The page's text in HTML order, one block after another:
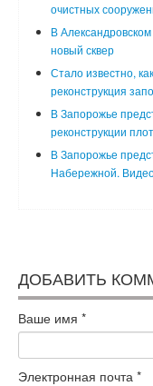
очистных
В
новый сквер
Стало известно,
реконструкция
В Запорожье
реконструкции
В Запорожье
Набережной.
ДОБАВИТЬ
Ваше имя *
Электронная почта *